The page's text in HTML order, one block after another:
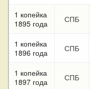
1 копейка
1895 года
СПБ
1 копейка
1896 года
СПБ
1 копейка
1897 года
СПБ